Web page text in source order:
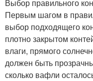
Выбор правильного
Первым шагом в
выбор подходящего
плотно закрытом
влаги, прямого
должен быть
сколько вафли